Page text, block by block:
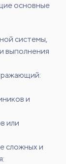
основные
системы,
выполнения
и
или
сложных и